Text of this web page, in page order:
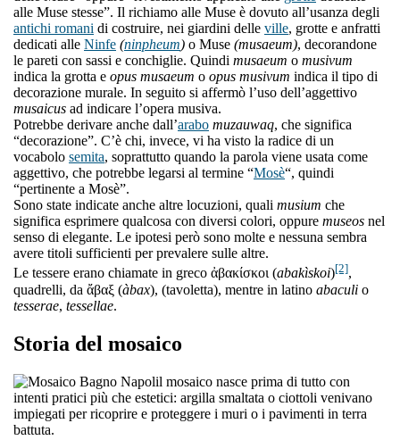
alle Muse stesse”. Il richiamo alle Muse è dovuto all’usanza degli
antichi romani di costruire, nei giardini delle ville, grotte e anfratti
dedicati alle Ninfe (ninpheum) o Muse (musaeum), decorandone
le pareti con sassi e conchiglie. Quindi musaeum o musivum
indica la grotta e opus musaeum o opus musivum indica il tipo di
decorazione murale. In seguito si affermò l’uso dell’aggettivo
musaicus ad indicare l’opera musiva.
Potrebbe derivare anche dall’arabo muzauwaq, che significa
“decorazione”. C’è chi, invece, vi ha visto la radice di un
vocabolo semita, soprattutto quando la parola viene usata come
aggettivo, che potrebbe legarsi al termine “Mosè“, quindi
“pertinente a Mosè”.
Sono state indicate anche altre locuzioni, quali musium che
significa esprimere qualcosa con diversi colori, oppure museos nel
senso di elegante. Le ipotesi però sono molte e nessuna sembra
avere titoli sufficienti per prevalere sulle altre.
Le tessere erano chiamate in greco ἀβακίσκοι (abakìskoi)[2],
quadrelli, da ἄβαξ (àbax), (tavoletta), mentre in latino abaculi o
tesserae, tessellae.
Storia del mosaico
l mosaico nasce prima di tutto con
intenti pratici più che estetici: argilla smaltata o ciottoli venivano
impiegati per ricoprire e proteggere i muri o i pavimenti in terra
battuta.